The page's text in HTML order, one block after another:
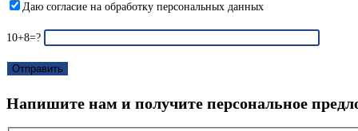
Даю согласие на обработку персональных данных
10+8=?
Напишите нам и получите персональное